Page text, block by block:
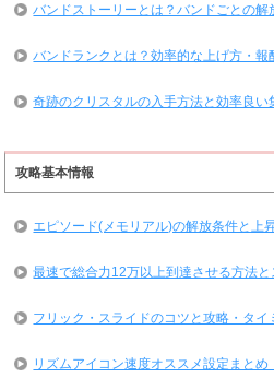
バンドストーリーとは？バンドごとの解
バンドランクとは？効率的な上げ方・報
奇跡のクリスタルの入手方法と効率良い
攻略基本情報
エピソード(メモリアル)の解放条件と上
最速で総合力12万以上到達させる方法
フリック・スライドのコツと攻略・タイ
リズムアイコン速度オススメ設定まとめ